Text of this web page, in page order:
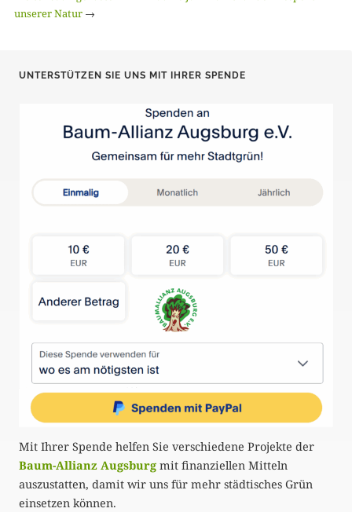
unserer Natur→
UNTERSTÜTZEN SIE UNS MIT IHRER SPENDE
Mit Ihrer Spende helfen Sie verschiedene Projekte der
Baum-Allianz Augsburg mit finanziellen Mitteln
auszustatten, damit wir uns für mehr städtisches Grün
einsetzen können.